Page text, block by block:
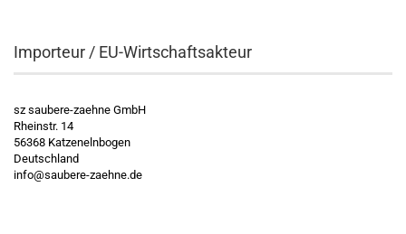
Importeur / EU-Wirtschaftsakteur
sz saubere-zaehne GmbH
Rheinstr. 14
56368 Katzenelnbogen
Deutschland
info@saubere-zaehne.de